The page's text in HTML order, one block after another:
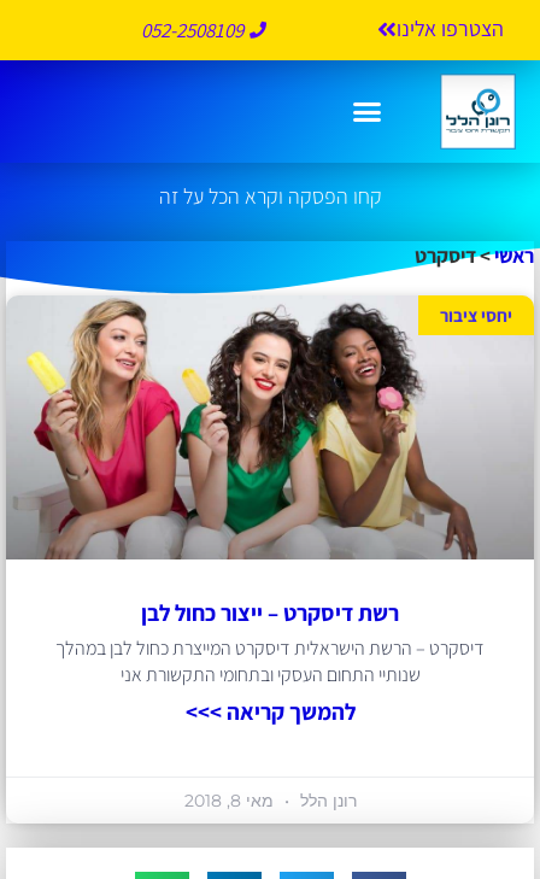
הצטרפו אלינו 052-2508109
קחו הפסקה וקרא הכל על זה
ראשי>דיסקרט
יחסי ציבור
רשת דיסקרט – ייצור כחול לבן
דיסקרט – הרשת הישראלית דיסקרט המייצרת כחול לבן במהלך
שנותיי התחום העסקי ובתחומי התקשורת אני
להמשך קריאה >>>
רונן הלל מאי 8, 2018